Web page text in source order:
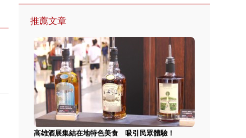
推薦文章
高雄酒展集結在地特色美食 吸引民眾體驗！